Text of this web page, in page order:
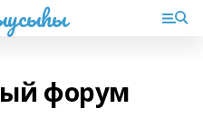
форум